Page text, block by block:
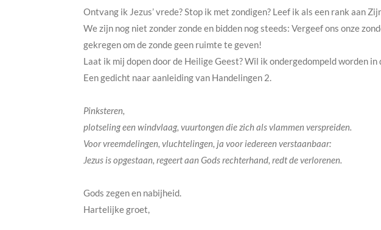
Ontvang ik Jezus’ vrede? Stop ik met zondigen? Leef ik als een rank aan
We zijn nog niet zonder zonde en bidden nog steeds: Vergeef ons onze
gekregen om de zonde geen ruimte te geven!
Laat ik mij dopen door de Heilige Geest? Wil ik ondergedompeld worden
Een gedicht naar aanleiding van Handelingen 2.
Pinksteren,
plotseling een windvlaag, vuurtongen die zich als vlammen verspreiden.
Voor vreemdelingen, vluchtelingen, ja voor iedereen verstaanbaar:
Jezus is opgestaan, regeert aan Gods rechterhand, redt de verlorenen.
Gods zegen en nabijheid.
Hartelijke groet,